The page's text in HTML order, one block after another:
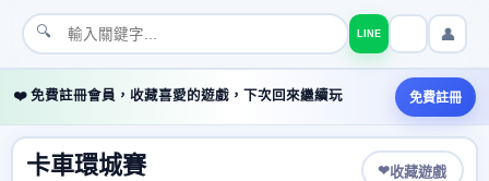
🔍 LINE 👤
❤️ 免費註冊會員，收藏喜愛的遊戲，下次回來繼續玩 免費註冊
卡車環城賽 ❤收藏遊戲